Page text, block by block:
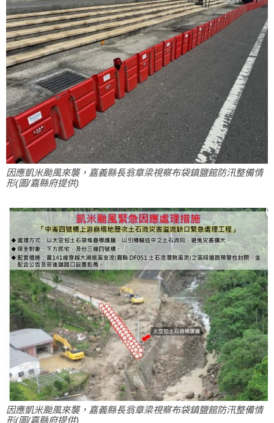
因應凱米颱風來襲，嘉義縣長翁章梁視察布袋鎮鹽館防汛整備情
形(圖/嘉縣府提供)
因應凱米颱風來襲，嘉義縣長翁章梁視察布袋鎮鹽館防汛整備情
形(圖/嘉縣府提供)